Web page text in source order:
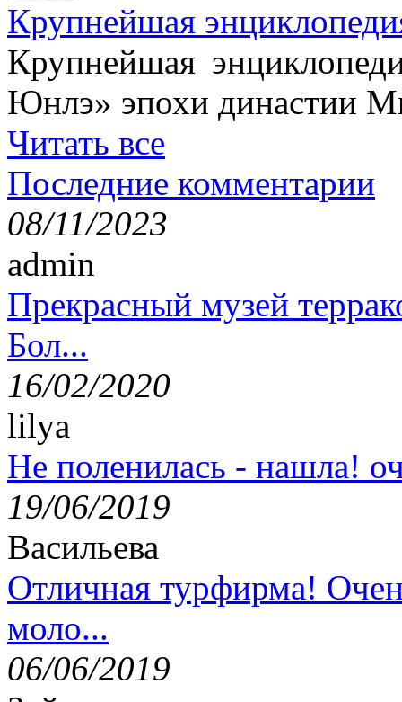
Крупнейшая
Крупнейшая
Юнлэ» эпохи династии
Читать все
Последние комментарии
08/11/2023
admin
Прекрасный музей
Бол...
16/02/2020
lilya
Не поленилась - нашла!
19/06/2019
Васильева
Отличная турфирма!
моло...
06/06/2019